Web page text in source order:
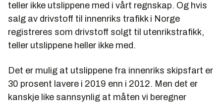
teller ikke utslippene med i vårt regnskap. Og hvis
salg av drivstoff til innenriks trafikk i Norge
registreres som drivstoff solgt til utenrikstrafikk,
teller utslippene heller ikke med.
Det er mulig at utslippene fra innenriks skipsfart er
30 prosent lavere i 2019 enn i 2012. Men det er
kanskje like sannsynlig at måten vi beregner